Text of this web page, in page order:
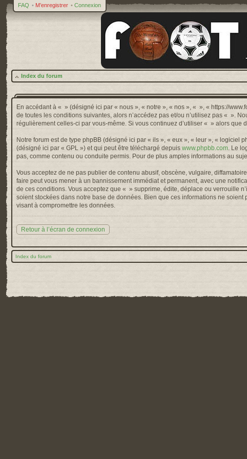
FAQ • M’enregistrer • Connexion
Index du forum
En accédant à « » (désigné ici par « nous », « notre », « nos », « », « https://
de toutes les conditions suivantes, alors n’accédez pas et/ou n’utilisez pas « ».
régulièrement celles-ci par vous-même. Si vous continuez d’utiliser « » alors
Notre forum est de type phpBB (désigné ici par « ils », « eux », « leur », « logiciel
(désigné ici par « GPL ») et qui peut être téléchargé depuis www.phpbb.com. Le
pas, comme contenu ou conduite permis. Pour de plus amples informations au
Vous acceptez de ne pas publier de contenu abusif, obscène, vulgaire,
faire peut vous mener à un bannissement immédiat et permanent, avec une
de ces conditions. Vous acceptez que « » supprime, édite, déplace ou verrouille
soient stockées dans notre base de données. Bien que ces informations ne
visant à compromettre les données.
Retour à l’écran de connexion
Index du forum